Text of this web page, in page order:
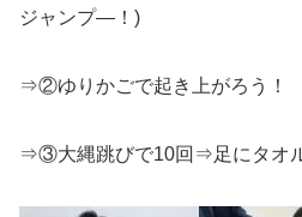
ジャンプ―！)
⇒②ゆりかごで起き上がろう！
⇒③大縄跳びで10回⇒足にタオ